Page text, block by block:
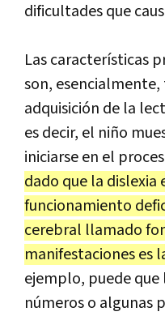
dificultades que
Las características
son,
adquisición de la
es decir, el niño
iniciarse en el
dado que la dislexia
funcionamiento
cerebral llamado
manifestaciones es
ejemplo, puede que
números o algunas